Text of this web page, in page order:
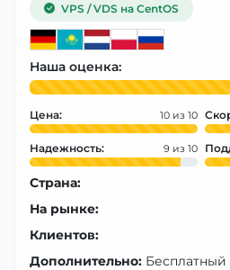
VPS / VDS на CentOS
Наша оценка:
Цена: 10
Надежность: 9
Страна:
На рынке:
Клиентов:
Дополнительно: Бесплатный